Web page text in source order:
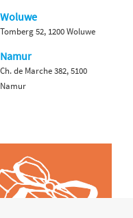
Woluwe
Tomberg 52, 1200 Woluwe
Namur
Ch. de Marche 382, 5100
Namur